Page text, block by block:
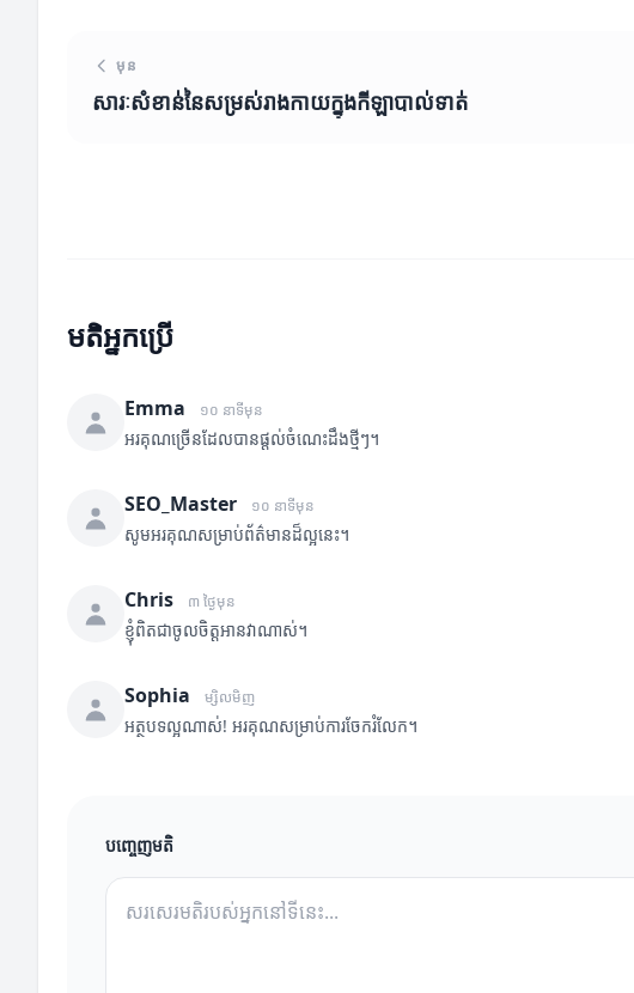
មុន
សារៈសំខាន់នៃសម្រស់រាងកាយក្នុងកីឡាបាល់ទាត់
មតិអ្នកប្រើ
Emma ១០ នាទីមុន
អរគុណច្រើនដែលបានផ្តល់ចំណេះដឹងថ្មីៗ។
SEO_Master ១០ នាទីមុន
សូមអរគុណសម្រាប់ព័ត៌មានដ៏ល្អនេះ។
Chris ៣ ថ្ងៃមុន
ខ្ញុំពិតជាចូលចិត្តអានវាណាស់។
Sophia ម្សិលមិញ
អត្ថបទល្អណាស់! អរគុណសម្រាប់ការចែករំលែក។
បញ្ចេញមតិ